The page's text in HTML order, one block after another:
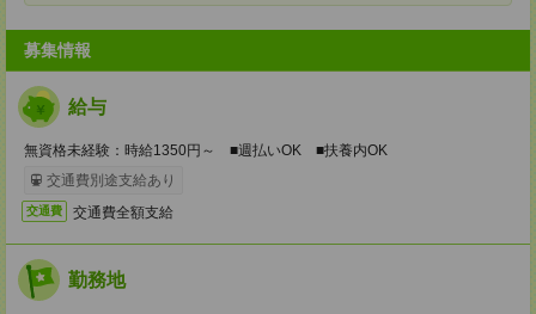
募集情報
給与
無資格未経験：時給1350円～ ■週払いOK ■扶養内OK
交通費別途支給あり
交通費 交通費全額支給
勤務地